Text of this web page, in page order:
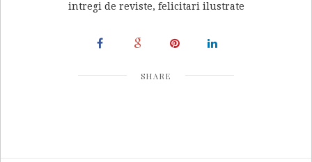
intregi de reviste, felicitari ilustrate
SHARE